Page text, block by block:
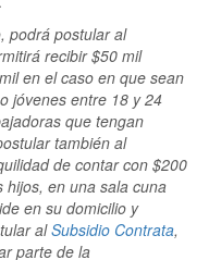
podrá postular al
recibir $50 mil
en el caso en que sean
jóvenes entre 18 y 24
que tengan
también al
de contar con $200
hijos, en una sala cuna
en su domicilio y
alSubsidio Contrata,
parte de la